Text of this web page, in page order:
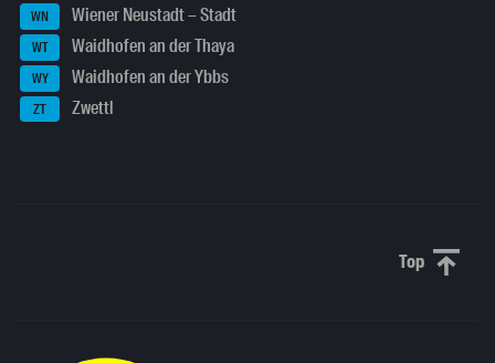
WN Wiener Neustadt – Stadt
WT Waidhofen an der Thaya
WY Waidhofen an der Ybbs
ZT Zwettl
Top Scroll